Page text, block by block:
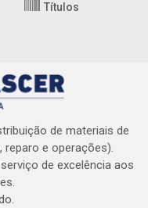
Títulos
de materiais de
reparo e operações).
de excelência aos